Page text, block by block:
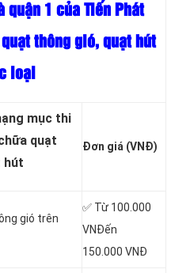
quận 1 của Tiến Phát
thông gió, quạt hút
loại
mục thi
quạt
hút
Đơn giá (VNĐ)
gió trên
✅ Từ 100.000
VNĐến
150.000 VNĐ